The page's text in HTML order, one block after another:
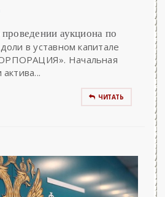
аукциона по
в уставном капитале
Начальная
ЧИТАТЬ